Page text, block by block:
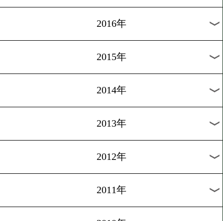
2024年
2022年
2020年